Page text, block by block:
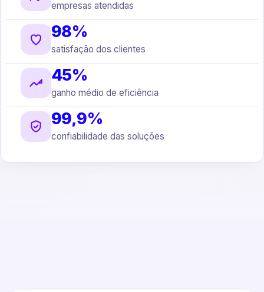
empresas atendidas
98%
satisfação dos clientes
45%
ganho médio de eficiência
99,9%
confiabilidade das soluções